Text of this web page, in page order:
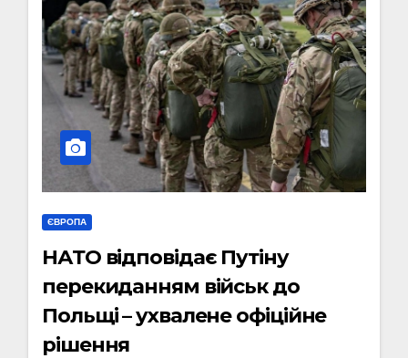
ЄВРОПА
НАТО відповідає Путіну
перекиданням військ до
Польщі – ухвалене офіційне
рішення